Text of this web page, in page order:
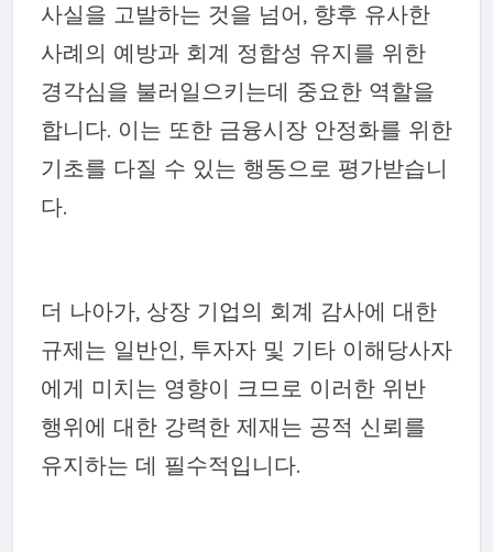
사실을 고발하는 것을 넘어, 향후 유사한
사례의 예방과 회계 정합성 유지를 위한
경각심을 불러일으키는데 중요한 역할을
합니다. 이는 또한 금융시장 안정화를 위한
기초를 다질 수 있는 행동으로 평가받습니
다.
더 나아가, 상장 기업의 회계 감사에 대한
규제는 일반인, 투자자 및 기타 이해당사자
에게 미치는 영향이 크므로 이러한 위반
행위에 대한 강력한 제재는 공적 신뢰를
유지하는 데 필수적입니다.